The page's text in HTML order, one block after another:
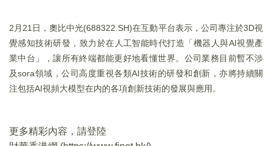
2月21日，奧比中光(688322.SH)在互動平台表示，公司專注於3D視
覺感知技術研發，致力於在人工智能時代打造「機器人與AI視覺產
業中台」，讓所有終端都能更好地看懂世界。公司業務目前暫不涉
及sora領域，公司高度重視各類AI技術的研發和創新，亦將持續關
注包括AI視頻大模型在内的各項創新技術的發展與應用。
更多精彩內容，請登陸